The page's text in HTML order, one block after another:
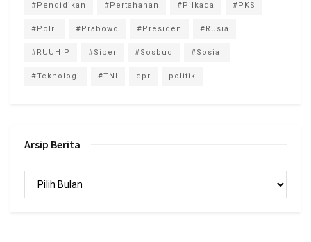
#Pendidikan #Pertahanan #Pilkada #PKS
#Polri #Prabowo #Presiden #Rusia
#RUUHIP #Siber #Sosbud #Sosial
#Teknologi #TNI dpr politik
Arsip Berita